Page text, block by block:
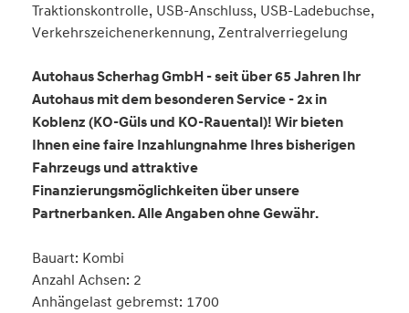
Traktionskontrolle, USB-Anschluss, USB-Ladebuchse,
Verkehrszeichenerkennung, Zentralverriegelung
Autohaus Scherhag GmbH - seit über 65 Jahren Ihr
Autohaus mit dem besonderen Service - 2x in
Koblenz (KO-Güls und KO-Rauental)! Wir bieten
Ihnen eine faire Inzahlungnahme Ihres bisherigen
Fahrzeugs und attraktive
Finanzierungsmöglichkeiten über unsere
Partnerbanken. Alle Angaben ohne Gewähr.
Bauart: Kombi
Anzahl Achsen: 2
Anhängelast gebremst: 1700